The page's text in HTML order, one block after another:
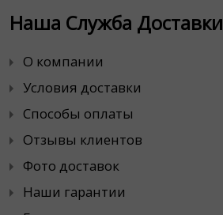
Наша Служба Доставки
О компании
Условия доставки
Способы оплаты
Отзывы клиентов
Фото доставок
Наши гарантии